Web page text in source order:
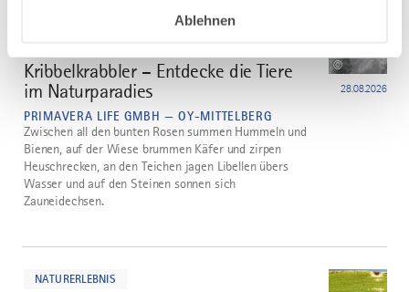
Ablehnen
2
Kribbelkrabbler – Entdecke die Tiere
im Naturparadies
PRIMAVERA LIFE GMBH — OY-MITTELBERG
28.08.2026
©
Zwischen all den bunten Rosen summen Hummeln und
Bienen, auf der Wiese brummen Käfer und zirpen
Heuschrecken, an den Teichen jagen Libellen übers
Wasser und auf den Steinen sonnen sich
Zauneidechsen.
NATURERLEBNIS